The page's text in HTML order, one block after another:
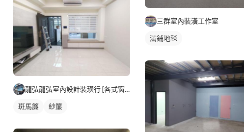
龍弘龍弘室內設計裝璜行 [各式窗簾設計規劃|各式壁紙|塑膠拉
斑馬簾 紗簾
三群室內裝潢工作室
滿鋪地毯